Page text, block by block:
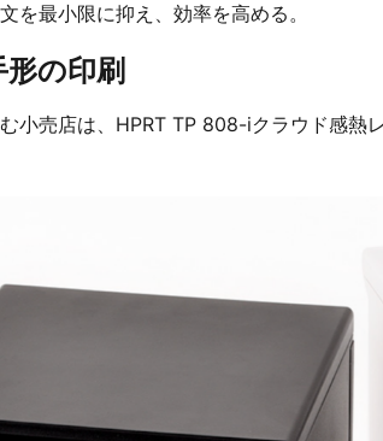
を最小限に抑え、効率を高める。
の印刷
小売店は、HPRT TP 808-iクラウド感熱